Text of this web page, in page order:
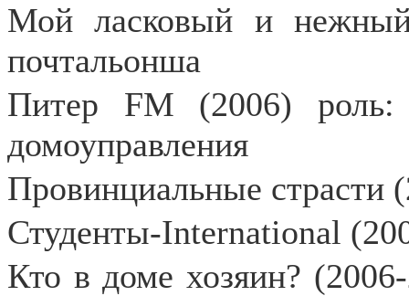
Мой ласковый и
почтальонша
Питер FM (2006) роль:
домоуправления
Провинциальные страсти
Студенты-International
Кто в доме хозяин?